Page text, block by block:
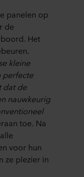
panelen op
de
Het
kleine
perfecte
dat de
nauwkeurig
toe. Na
voor hun
ze plezier in